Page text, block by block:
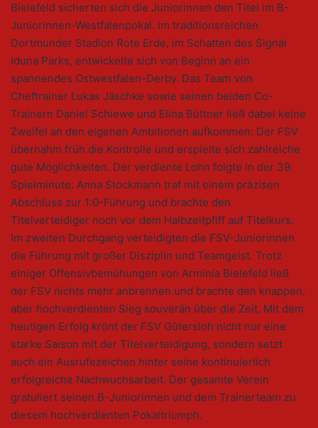
Bielefeld sicherten sich die Juniorinnen den Titel im B-
Juniorinnen-Westfalenpokal. Im traditionsreichen
Dortmunder Stadion Rote Erde, im Schatten des Signal
Iduna Parks, entwickelte sich von Beginn an ein
spannendes Ostwestfalen-Derby. Das Team von
Cheftrainer Lukas Jäschke sowie seinen beiden Co-
Trainern Daniel Schiewe und Elina Büttner ließ dabei keine
Zweifel an den eigenen Ambitionen aufkommen: Der FSV
übernahm früh die Kontrolle und erspielte sich zahlreiche
gute Möglichkeiten. Der verdiente Lohn folgte in der 39.
Spielminute: Anna Stockmann traf mit einem präzisen
Abschluss zur 1:0-Führung und brachte den
Titelverteidiger noch vor dem Halbzeitpfiff auf Titelkurs.
Im zweiten Durchgang verteidigten die FSV-Juniorinnen
die Führung mit großer Disziplin und Teamgeist. Trotz
einiger Offensivbemühungen von Arminia Bielefeld ließ
der FSV nichts mehr anbrennen und brachte den knappen,
aber hochverdienten Sieg souverän über die Zeit. Mit dem
heutigen Erfolg krönt der FSV Gütersloh nicht nur eine
starke Saison mit der Titelverteidigung, sondern setzt
auch ein Ausrufezeichen hinter seine kontinuierlich
erfolgreiche Nachwuchsarbeit. Der gesamte Verein
gratuliert seinen B-Juniorinnen und dem Trainerteam zu
diesem hochverdienten Pokaltriumph.